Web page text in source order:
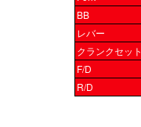
BB
レバー
クランクセット
F/D
R/D